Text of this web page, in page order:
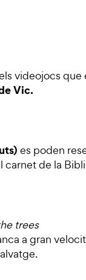
videojocs
Vic.
es poden
carnet de la
trees
a gran